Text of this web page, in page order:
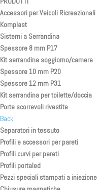
Accessori per Veicoli Ricreazionali
Komplast
Sistemi a Serrandina
Spessore 8 mm P17
Kit serrandina soggiorno/camera
Spessore 10 mm P20
Spessore 12 mm P31
Kit serrandina per toilette/doccia
Porte scorrevoli rivestite
Back
Separatori in tessuto
Profili e accessori per pareti
Profili curvi per pareti
Profili portaled
Pezzi speciali stampati a iniezione